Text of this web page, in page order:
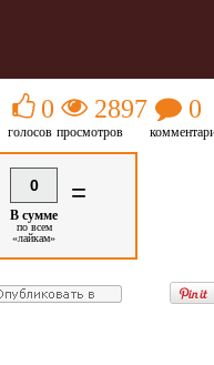
0
голосов
2897
просмотров
0
0
В сумме
по всем
«лайкам»
=